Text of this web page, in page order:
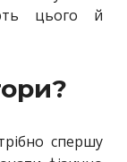
цього й
спершу